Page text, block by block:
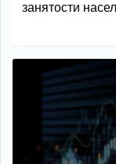
занятости